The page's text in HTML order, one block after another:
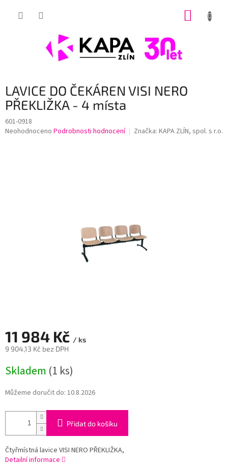
LAVICE DO ČEKÁREN VISI NERO
PŘEKLIŽKA - 4 místa
601-0918
Průměrné
Neohodnoceno Podrobnosti hodnocení Značka: KAPA ZLÍN, spol. s r.o.
11 984 Kč / ks
9 904,13 Kč bez DPH
cena:
Skladem (1 ks)
Můžeme doručit do: 10.8.2026
Přidat do košíku
Čtyřmístná lavice VISI NERO PŘEKLIŽKA,
Detailní informace